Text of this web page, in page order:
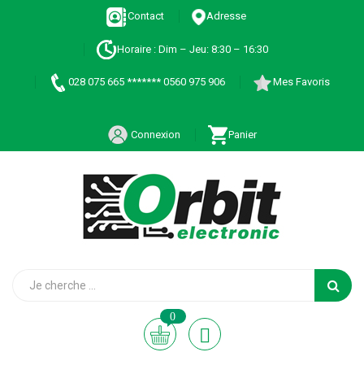
Contact Adresse
Horaire : Dim – Jeu: 8:30 – 16:30
028 075 665 ******* 0560 975 906 Mes Favoris
Connexion Panier
0